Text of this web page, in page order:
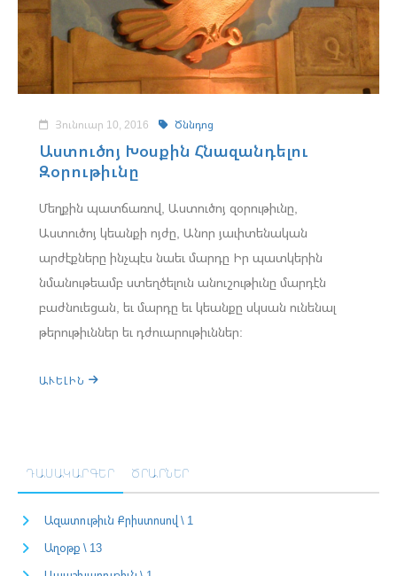
Յունուար 10, 2016 Ծննդոց
Աստուծոյ Խօսքին Հնազանդելու
Զօրութիւնը
Մեղքին պատճառով, Աստուծոյ զօրութիւնը,
Աստուծոյ կեանքի ոյժը, Անոր յաւիտենական
արժէքները ինչպէս նաեւ մարդը Իր պատկերին
նմանութեամբ ստեղծելուն անուշութիւնը մարդէն
բաժնուեցան, եւ մարդը եւ կեանքը սկսան ունենալ
թերութիւններ եւ դժուարութիւններ:
ԱՒԵԼԻՆ
ԴԱՍԱԿԱՐԳԵՐ ԾՐԱՐՆԵՐ
Ազատութիւն Քրիստոսով \ 1
Աղօթք \ 13